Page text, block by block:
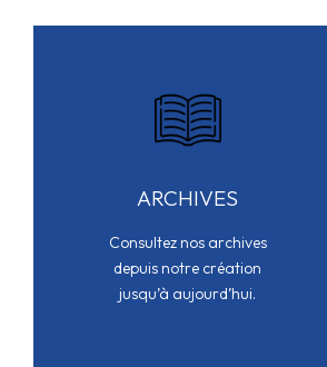
ARCHIVES
Consultez nos archives
depuis notre création
jusqu’à aujourd’hui.